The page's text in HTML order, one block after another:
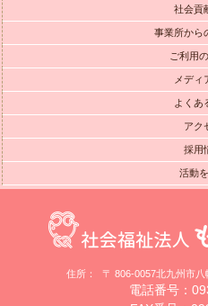
社会貢
事業所から
ご利用
メディ
よくあ
アク
採用
活動
住所： 〒 806-0057北九州市
電話番号：